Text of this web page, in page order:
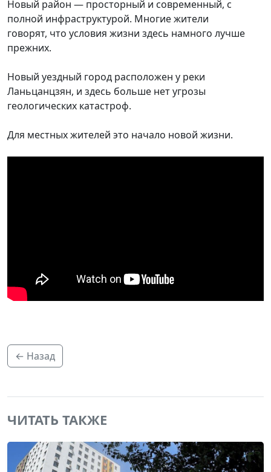
Новый район — просторный и современный, с
полной инфраструктурой. Многие жители
говорят, что условия жизни здесь намного лучше
прежних.
Новый уездный город расположен у реки
Ланьцанцзян, и здесь больше нет угрозы
геологических катастроф.
Для местных жителей это начало новой жизни.
← Назад
ЧИТАТЬ ТАКЖЕ